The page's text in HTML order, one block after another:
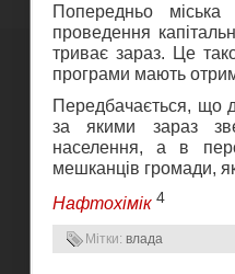
Попередньо
проведення
триває зараз. Це
програми мають
Передбачається, що
за якими зараз
населення, а в
мешканців громади,
Нафтохімік 4
Мітки: влада